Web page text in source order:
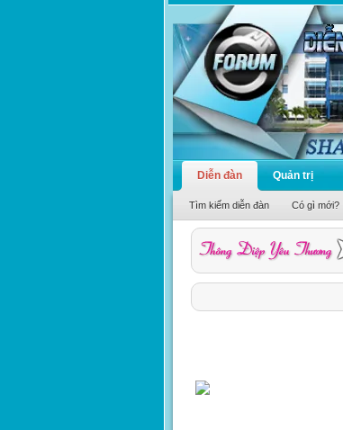
Diễn đàn
Tìm kiếm diễn đàn Có gì mới?
Quản trị